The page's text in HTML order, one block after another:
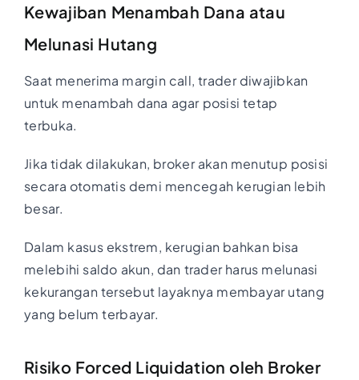
Kewajiban Menambah Dana atau
Melunasi Hutang
Saat menerima margin call, trader diwajibkan
untuk menambah dana agar posisi tetap
terbuka.
Jika tidak dilakukan, broker akan menutup posisi
secara otomatis demi mencegah kerugian lebih
besar.
Dalam kasus ekstrem, kerugian bahkan bisa
melebihi saldo akun, dan trader harus melunasi
kekurangan tersebut layaknya membayar utang
yang belum terbayar.
Risiko Forced Liquidation oleh Broker